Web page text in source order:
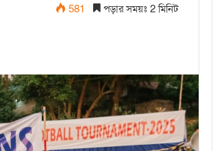
581 পড়ার সময়ঃ 2 মিনিট